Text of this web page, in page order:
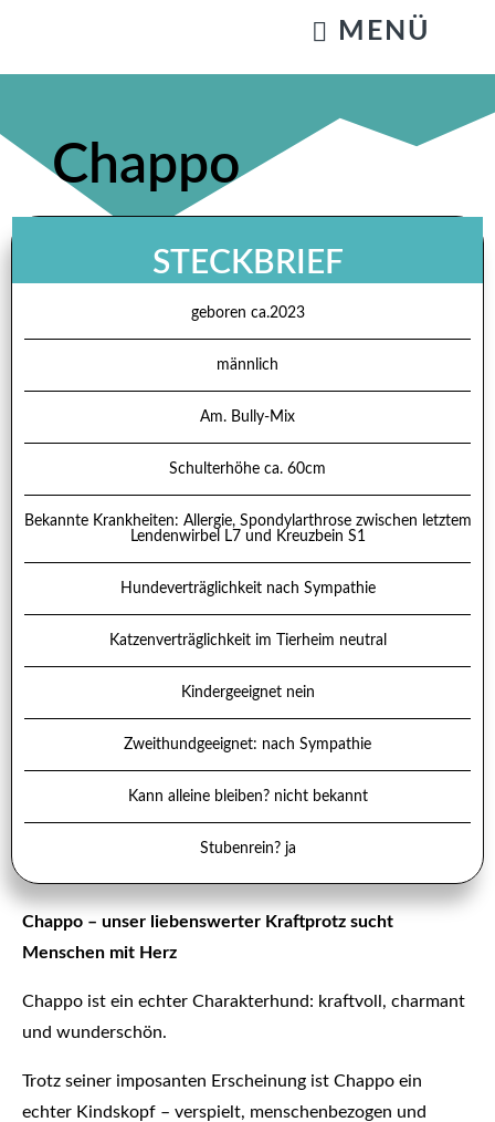
Chappo
Chappo – unser liebenswerter Kraftprotz sucht
Menschen mit Herz
Chappo ist ein echter Charakterhund: kraftvoll, charmant
und wunderschön.
Trotz seiner imposanten Erscheinung ist Chappo ein
echter Kindskopf – verspielt, menschenbezogen und
STECKBRIEF
geboren ca.2023
männlich
Am. Bully-Mix
Schulterhöhe ca. 60cm
Bekannte Krankheiten: Allergie, Spondylarthrose zwischen letztem
Lendenwirbel L7 und Kreuzbein S1
Hundeverträglichkeit nach Sympathie
Katzenverträglichkeit im Tierheim neutral
Kindergeeignet nein
Zweithundgeeignet: nach Sympathie
Kann alleine bleiben? nicht bekannt
Stubenrein? ja